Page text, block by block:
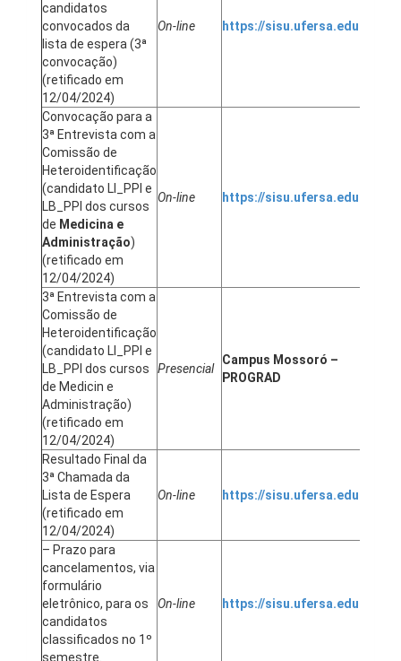
candidatos
convocados da
lista de espera (3ª
convocação)
(retificado em
12/04/2024)
On-line https://sisu.ufersa.edu.br/
Convocação para a
3ª Entrevista com a
Comissão de
Heteroidentificação
(candidato LI_PPI e
LB_PPI dos cursos
de Medicina e
Administração)
(retificado em
12/04/2024)
On-line https://sisu.ufersa.edu.br/
3ª Entrevista com a
Comissão de
Heteroidentificação
(candidato LI_PPI e
LB_PPI dos cursos
de Medicin e
Administração)
(retificado em
12/04/2024)
Presencial
Campus Mossoró –
PROGRAD
Resultado Final da
3ª Chamada da
Lista de Espera
(retificado em
12/04/2024)
On-line https://sisu.ufersa.edu.br/
– Prazo para
cancelamentos, via
formulário
eletrônico, para os
candidatos
classificados no 1º
semestre.
On-line https://sisu.ufersa.edu.br/